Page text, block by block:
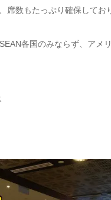
席数もたっぷり確保してお
各国のみならず、アメ